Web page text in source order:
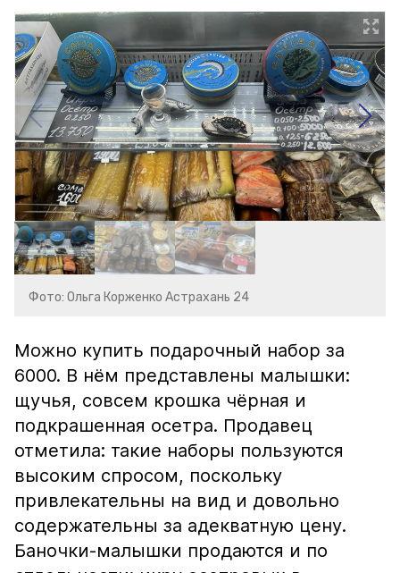
Фото: Ольга Корженко Астрахань 24
Можно купить подарочный набор за
6000. В нём представлены малышки:
щучья, совсем крошка чёрная и
подкрашенная осетра. Продавец
отметила: такие наборы пользуются
высоким спросом, поскольку
привлекательны на вид и довольно
содержательны за адекватную цену.
Баночки-малышки продаются и по